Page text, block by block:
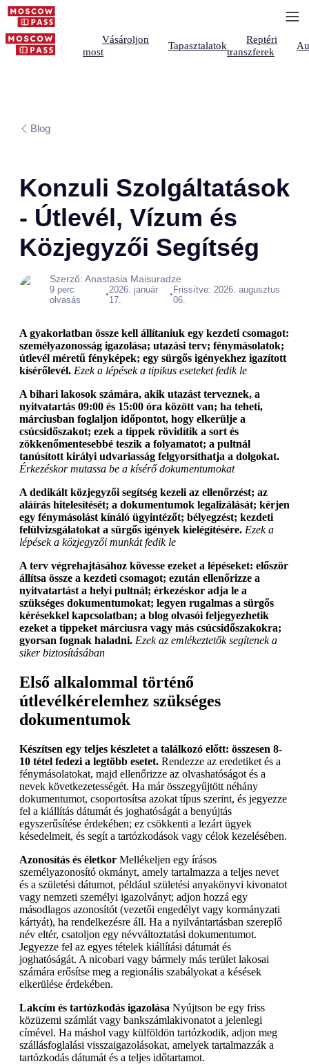
Vásároljon
most
Tapasztalatok
Reptéri
transzferek
Blog
Konzuli Szolgáltatások
- Útlevél, Vízum és
Közjegyzői Segítség
Szerző: Anastasia Maisuradze
9 perc
olvasás
•2026. január
17.
• Frissítve: 2026. augusztus
06.
A gyakorlatban össze kell állítaniuk egy kezdeti csomagot:
személyazonosság igazolása; utazási terv; fénymásolatok;
útlevél méretű fényképek; egy sürgős igényekhez igazított
kísérőlevél. Ezek a lépések a tipikus eseteket fedik le
A bihari lakosok számára, akik utazást terveznek, a
nyitvatartás 09:00 és 15:00 óra között van; ha teheti,
márciusban foglaljon időpontot, hogy elkerülje a
csúcsidőszakot; ezek a tippek rövidítik a sort és
zökkenőmentesebbé teszik a folyamatot; a pultnál
tanúsított királyi udvariasság felgyorsíthatja a dolgokat.
Érkezéskor mutassa be a kísérő dokumentumokat
A dedikált közjegyzői segítség kezeli az ellenőrzést; az
aláírás hitelesítését; a dokumentumok legalizálását; kérjen
egy fénymásolást kínáló ügyintézőt; bélyegzést; kezdeti
felülvizsgálatokat a sürgős igények kielégítésére. Ezek a
lépések a közjegyzői munkát fedik le
A terv végrehajtásához kövesse ezeket a lépéseket: először
állítsa össze a kezdeti csomagot; ezután ellenőrizze a
nyitvatartást a helyi pultnál; érkezéskor adja le a
szükséges dokumentumokat; legyen rugalmas a sürgős
kérésekkel kapcsolatban; a blog olvasói feljegyezhetik
ezeket a tippeket márciusra vagy más csúcsidőszakokra;
gyorsan fognak haladni. Ezek az emlékeztetők segítenek a
siker biztosításában
Első alkalommal történő
útlevélkérelemhez szükséges
dokumentumok
Készítsen egy teljes készletet a találkozó előtt: összesen 8-
10 tétel fedezi a legtöbb esetet. Rendezze az eredetiket és a
fénymásolatokat, majd ellenőrizze az olvashatóságot és a
nevek következetességét. Ha már összegyűjtött néhány
dokumentumot, csoportosítsa azokat típus szerint, és jegyezze
fel a kiállítás dátumát és joghatóságát a benyújtás
egyszerűsítése érdekében; ez csökkenti a lezárt ügyek
késedelmeit, és segít a tartózkodások vagy célok kezelésében.
Azonosítás és életkor Mellékeljen egy írásos
személyazonosító okmányt, amely tartalmazza a teljes nevet
és a születési dátumot, például születési anyakönyvi kivonatot
vagy nemzeti személyi igazolványt; adjon hozzá egy
másodlagos azonosítót (vezetői engedélyt vagy kormányzati
kártyát), ha rendelkezésre áll. Ha a nyilvántartásban szereplő
név eltér, csatoljon egy névváltoztatási dokumentumot.
Jegyezze fel az egyes tételek kiállítási dátumát és
joghatóságát. A nicobari vagy bármely más terület lakosai
számára erősítse meg a regionális szabályokat a késések
elkerülése érdekében.
Lakcím és tartózkodás igazolása Nyújtson be egy friss
közüzemi számlát vagy bankszámlakivonatot a jelenlegi
címével. Ha máshol vagy külföldön tartózkodik, adjon meg
szállásfoglalási visszaigazolásokat, amelyek tartalmazzák a
tartózkodás dátumát és a teljes időtartamot.